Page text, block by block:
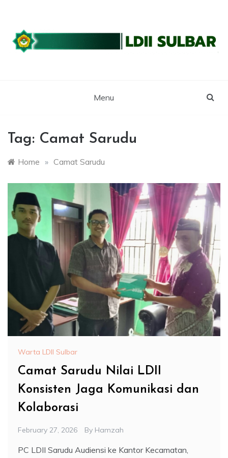
content
BARAT
Menu
Tag: Camat Sarudu
Home » Camat Sarudu
Warta LDII Sulbar
Camat Sarudu Nilai LDII
Konsisten Jaga Komunikasi dan
Kolaborasi
February 27, 2026 By Hamzah
PC LDII Sarudu Audiensi ke Kantor Kecamatan,